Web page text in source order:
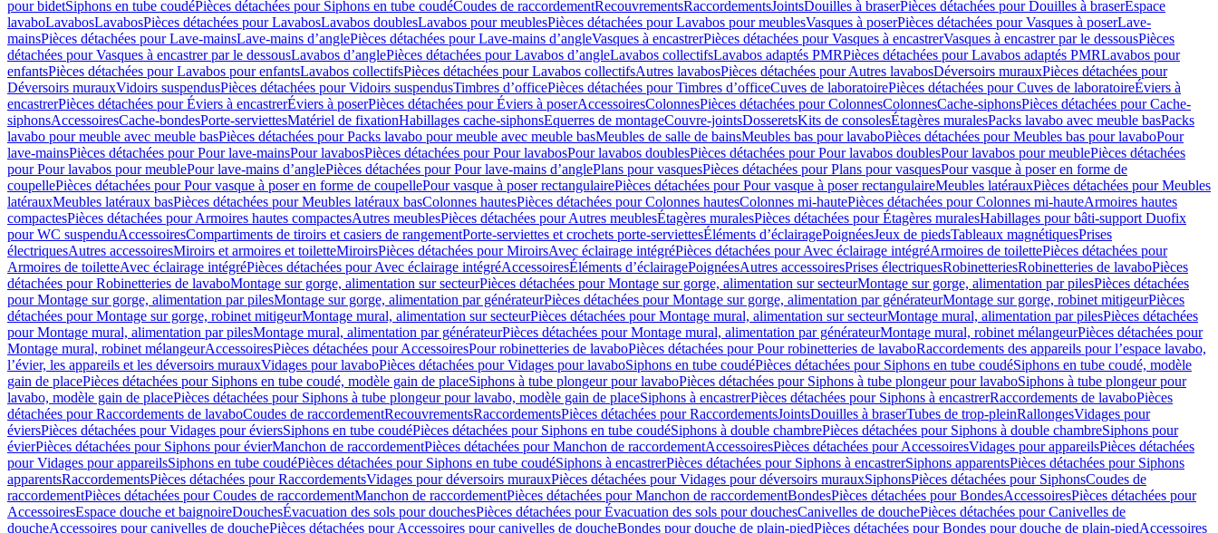
pour bidetSiphons en tube coudéPièces détachées pour Siphons en tube coudéCoudes de raccordementRecouvrementsRaccordementsJointsDouilles à braserPièces détachées pour Douilles à braserEspace
lavaboLavabosLavabosPièces détachées pour LavabosLavabos doublesLavabos pour meublesPièces détachées pour Lavabos pour meublesVasques à poserPièces détachées pour Vasques à poserLave-
mainsPièces détachées pour Lave-mainsLave-mains d’anglePièces détachées pour Lave-mains d’angleVasques à encastrerPièces détachées pour Vasques à encastrerVasques à encastrer par le dessousPièces
détachées pour Vasques à encastrer par le dessousLavabos d’anglePièces détachées pour Lavabos d’angleLavabos collectifsLavabos adaptés PMRPièces détachées pour Lavabos adaptés PMRLavabos pour
enfantsPièces détachées pour Lavabos pour enfantsLavabos collectifsPièces détachées pour Lavabos collectifsAutres lavabosPièces détachées pour Autres lavabosDéversoirs murauxPièces détachées pour
Déversoirs murauxVidoirs suspendusPièces détachées pour Vidoirs suspendusTimbres dʼofficePièces détachées pour Timbres dʼofficeCuves de laboratoirePièces détachées pour Cuves de laboratoireÉviers à
encastrerPièces détachées pour Éviers à encastrerÉviers à poserPièces détachées pour Éviers à poserAccessoiresColonnesPièces détachées pour ColonnesColonnesCache-siphonsPièces détachées pour Cache-
siphonsAccessoiresCache-bondesPorte-serviettesMatériel de fixationHabillages cache-siphonsEquerres de montageCouvre-jointsDosseretsKits de consolesÉtagères muralesPacks lavabo avec meuble basPacks
lavabo pour meuble avec meuble basPièces détachées pour Packs lavabo pour meuble avec meuble basMeubles de salle de bainsMeubles bas pour lavaboPièces détachées pour Meubles bas pour lavaboPour
lave-mainsPièces détachées pour Pour lave-mainsPour lavabosPièces détachées pour Pour lavabosPour lavabos doublesPièces détachées pour Pour lavabos doublesPour lavabos pour meublePièces détachées
pour Pour lavabos pour meublePour lave-mains d’anglePièces détachées pour Pour lave-mains d’anglePlans pour vasquesPièces détachées pour Plans pour vasquesPour vasque à poser en forme de
coupellePièces détachées pour Pour vasque à poser en forme de coupellePour vasque à poser rectangulairePièces détachées pour Pour vasque à poser rectangulaireMeubles latérauxPièces détachées pour Meubles
latérauxMeubles latéraux basPièces détachées pour Meubles latéraux basColonnes hautesPièces détachées pour Colonnes hautesColonnes mi-hautePièces détachées pour Colonnes mi-hauteArmoires hautes
compactesPièces détachées pour Armoires hautes compactesAutres meublesPièces détachées pour Autres meublesÉtagères muralesPièces détachées pour Étagères muralesHabillages pour bâti-support Duofix
pour WC suspenduAccessoiresCompartiments de tiroirs et casiers de rangementPorte-serviettes et crochets porte-serviettesÉléments d’éclairagePoignéesJeux de piedsTableaux magnétiquesPrises
électriquesAutres accessoiresMiroirs et armoires et toiletteMiroirsPièces détachées pour MiroirsAvec éclairage intégréPièces détachées pour Avec éclairage intégréArmoires de toilettePièces détachées pour
Armoires de toiletteAvec éclairage intégréPièces détachées pour Avec éclairage intégréAccessoiresÉléments d’éclairagePoignéesAutres accessoiresPrises électriquesRobinetteriesRobinetteries de lavaboPièces
détachées pour Robinetteries de lavaboMontage sur gorge, alimentation sur secteurPièces détachées pour Montage sur gorge, alimentation sur secteurMontage sur gorge, alimentation par pilesPièces détachées
pour Montage sur gorge, alimentation par pilesMontage sur gorge, alimentation par générateurPièces détachées pour Montage sur gorge, alimentation par générateurMontage sur gorge, robinet mitigeurPièces
détachées pour Montage sur gorge, robinet mitigeurMontage mural, alimentation sur secteurPièces détachées pour Montage mural, alimentation sur secteurMontage mural, alimentation par pilesPièces détachées
pour Montage mural, alimentation par pilesMontage mural, alimentation par générateurPièces détachées pour Montage mural, alimentation par générateurMontage mural, robinet mélangeurPièces détachées pour
Montage mural, robinet mélangeurAccessoiresPièces détachées pour AccessoiresPour robinetteries de lavaboPièces détachées pour Pour robinetteries de lavaboRaccordements des appareils pour l’espace lavabo,
l’évier, les appareils et les déversoirs murauxVidages pour lavaboPièces détachées pour Vidages pour lavaboSiphons en tube coudéPièces détachées pour Siphons en tube coudéSiphons en tube coudé, modèle
gain de placePièces détachées pour Siphons en tube coudé, modèle gain de placeSiphons à tube plongeur pour lavaboPièces détachées pour Siphons à tube plongeur pour lavaboSiphons à tube plongeur pour
lavabo, modèle gain de placePièces détachées pour Siphons à tube plongeur pour lavabo, modèle gain de placeSiphons à encastrerPièces détachées pour Siphons à encastrerRaccordements de lavaboPièces
détachées pour Raccordements de lavaboCoudes de raccordementRecouvrementsRaccordementsPièces détachées pour RaccordementsJointsDouilles à braserTubes de trop-pleinRallongesVidages pour
éviersPièces détachées pour Vidages pour éviersSiphons en tube coudéPièces détachées pour Siphons en tube coudéSiphons à double chambrePièces détachées pour Siphons à double chambreSiphons pour
évierPièces détachées pour Siphons pour évierManchon de raccordementPièces détachées pour Manchon de raccordementAccessoiresPièces détachées pour AccessoiresVidages pour appareilsPièces détachées
pour Vidages pour appareilsSiphons en tube coudéPièces détachées pour Siphons en tube coudéSiphons à encastrerPièces détachées pour Siphons à encastrerSiphons apparentsPièces détachées pour Siphons
apparentsRaccordementsPièces détachées pour RaccordementsVidages pour déversoirs murauxPièces détachées pour Vidages pour déversoirs murauxSiphonsPièces détachées pour SiphonsCoudes de
raccordementPièces détachées pour Coudes de raccordementManchon de raccordementPièces détachées pour Manchon de raccordementBondesPièces détachées pour BondesAccessoiresPièces détachées pour
AccessoiresEspace douche et baignoireDouchesÉvacuation des sols pour douchesPièces détachées pour Évacuation des sols pour douchesCanivelles de douchePièces détachées pour Canivelles de
doucheAccessoires pour canivelles de douchePièces détachées pour Accessoires pour canivelles de doucheBondes pour douche de plain-piedPièces détachées pour Bondes pour douche de plain-piedAccessoires